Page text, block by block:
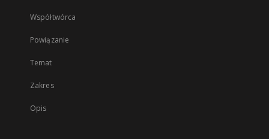
Współtwórca
Powiązanie
Temat
Zakres
Opis